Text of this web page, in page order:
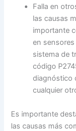
Falla en
las causas
importante
en
sistema de
código
diagnóstico
cualquier
Es importante
las causas más